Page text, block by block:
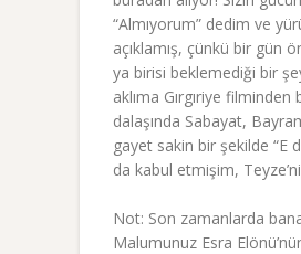
“Almıyorum” dedim ve
açıklamış, çünkü bir gün
ya birisi beklemediği bir
aklıma Gırgıriye
dalaşında Sabayat,
gayet sakin bir şekilde “E
da kabul etmişim,
Not: Son zamanlarda
Malumunuz Esra